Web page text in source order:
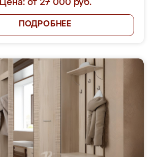
Цена: от 27 000 руб.
ПОДРОБНЕЕ